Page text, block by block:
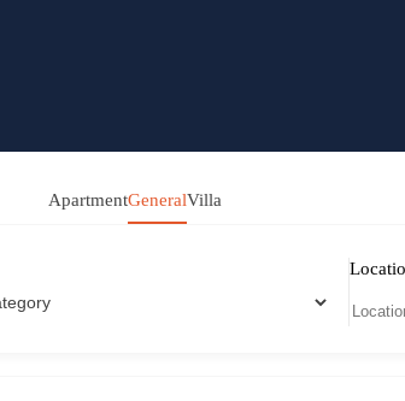
ApartmentGeneralVilla